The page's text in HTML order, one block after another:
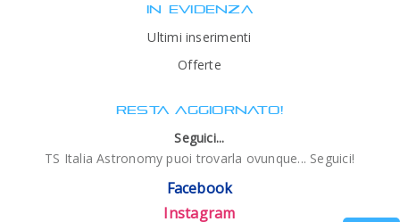
IN EVIDENZA
Ultimi inserimenti
Offerte
RESTA AGGIORNATO!
Seguici...
TS Italia Astronomy puoi trovarla ovunque... Seguici!
Facebook
Instagram